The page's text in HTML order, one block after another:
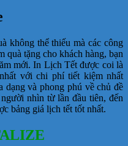
không thể thiếu mà các công
quà tặng cho khách hàng, bạn
mới. In Lịch Tết được coi là
với chi phí tiết kiệm nhất
và phong phú về chủ đề
nhìn từ lần đầu tiên, đến
bảng giá lịch tết tốt nhất.